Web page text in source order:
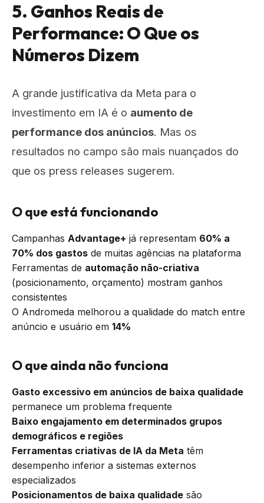
5. Ganhos Reais de
Performance: O Que os
Números Dizem
A grande justificativa da Meta para o
investimento em IA é o aumento de
performance dos anúncios. Mas os
resultados no campo são mais nuançados do
que os press releases sugerem.
O que está funcionando
Campanhas Advantage+ já representam 60% a
70% dos gastos de muitas agências na plataforma
Ferramentas de automação não-criativa
(posicionamento, orçamento) mostram ganhos
consistentes
O Andromeda melhorou a qualidade do match entre
anúncio e usuário em 14%
O que ainda não funciona
Gasto excessivo em anúncios de baixa qualidade
permanece um problema frequente
Baixo engajamento em determinados grupos
demográficos e regiões
Ferramentas criativas de IA da Meta têm
desempenho inferior a sistemas externos
especializados
Posicionamentos de baixa qualidade são